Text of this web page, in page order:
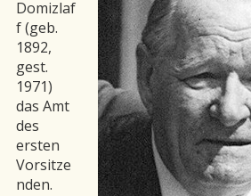
Domizlaf
f (geb.
1892,
gest.
1971)
das Amt
des
ersten
Vorsitze
nden.